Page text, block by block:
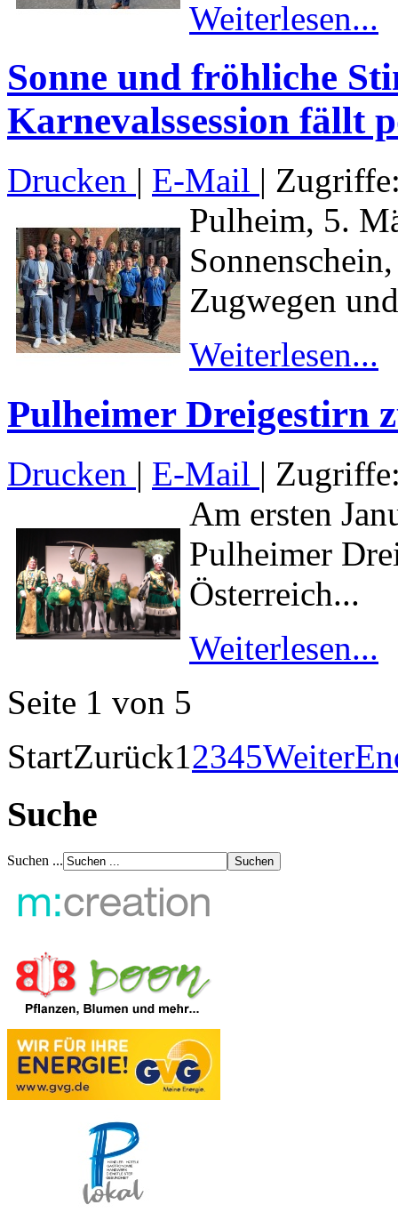
Weiterlesen...
Sonne und fröhliche
Karnevalssession fällt
Drucken | E-Mail |
Pulheim, 5.
Zugwegen
Weiterlesen...
Pulheimer Dreigestirn
Drucken | E-Mail |
Am ersten
Pulheimer
Österreich...
Weiterlesen...
Seite 1 von 5
StartZurück12345Weiter
Suche
Suchen ...